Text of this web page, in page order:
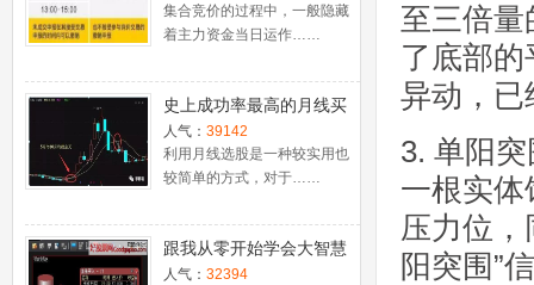
集合竞价的过程中，一般隐藏
着主力资金当日运作……
史上成功率最高的月线买
入法，精准高效筛选暴涨
牛股，堪称选股法宝！
人气： 39142
利用月线选股是一种较实用也
较简单的方式，对于……
跟我从零开始学会大智慧
股票池自动交易
人气： 32394
至三倍
了底部
异动，已
3. 单阳
一根实
压力位
阳突围”